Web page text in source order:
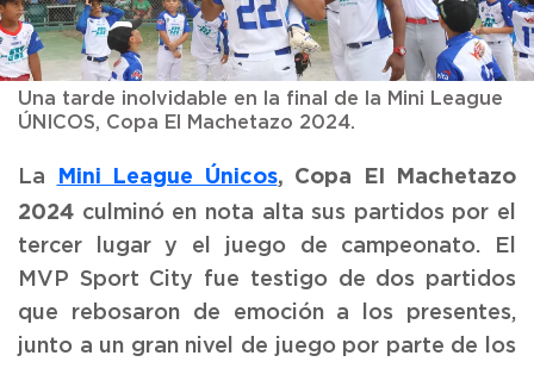
Una tarde inolvidable en la final de la Mini League
ÚNICOS, Copa El Machetazo 2024.
La Mini League Únicos, Copa El Machetazo
2024 culminó en nota alta sus partidos por el
tercer lugar y el juego de campeonato. El
MVP Sport City fue testigo de dos partidos
que rebosaron de emoción a los presentes,
junto a un gran nivel de juego por parte de los